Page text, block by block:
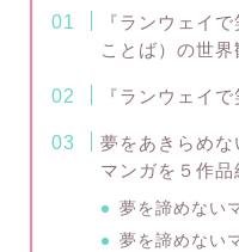
『ランウェイ
ことば）の世界
『ランウェイ
夢をあきらめな
マンガを５作品
夢を諦めない
夢を諦めない